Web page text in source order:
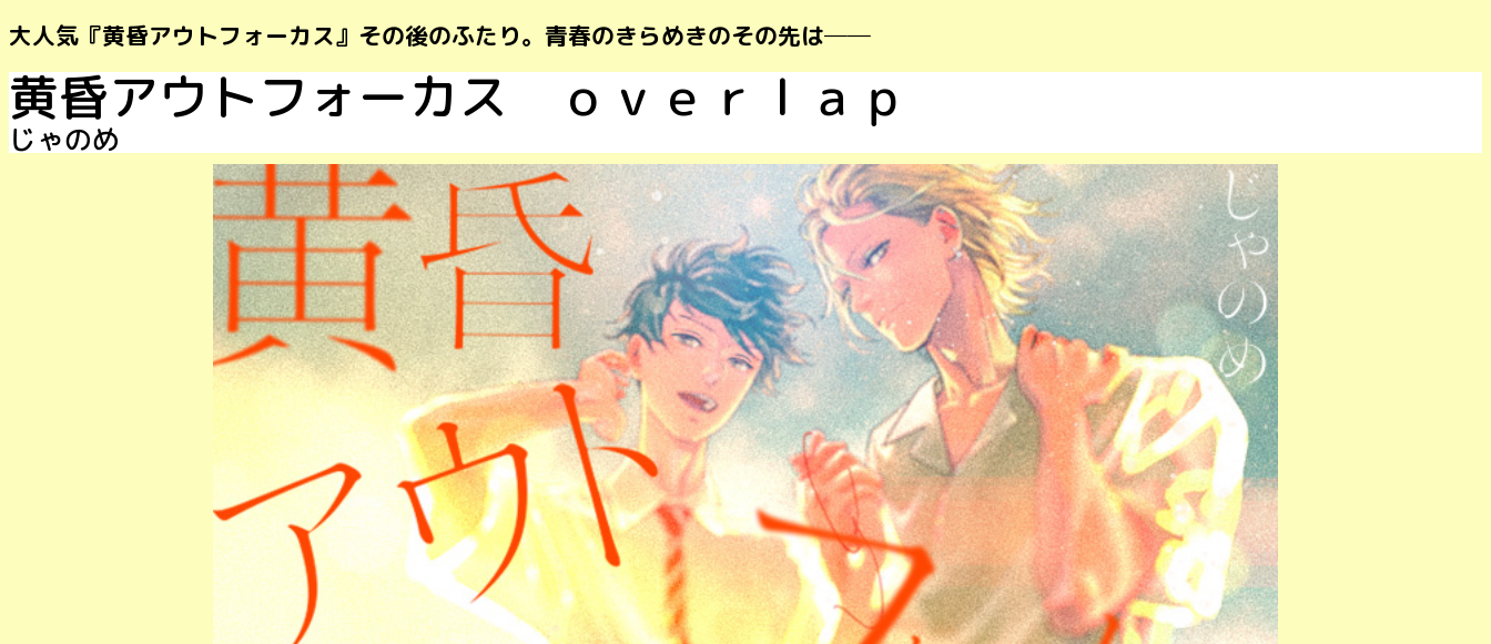
大人気『黄昏アウトフォーカス』その後のふたり。青春のきらめきのその先は──
黄昏アウトフォーカス ｏｖｅｒｌａｐ
じゃのめ